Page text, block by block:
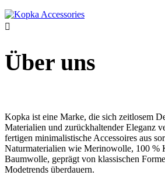
Über uns
Kopka ist eine Marke, die sich zeitlosem
Materialien und zurückhaltender Eleganz
fertigen minimalistische Accessoires aus
Naturmaterialien wie Merinowolle, 100 %
Baumwolle, geprägt von klassischen
Modetrends überdauern.